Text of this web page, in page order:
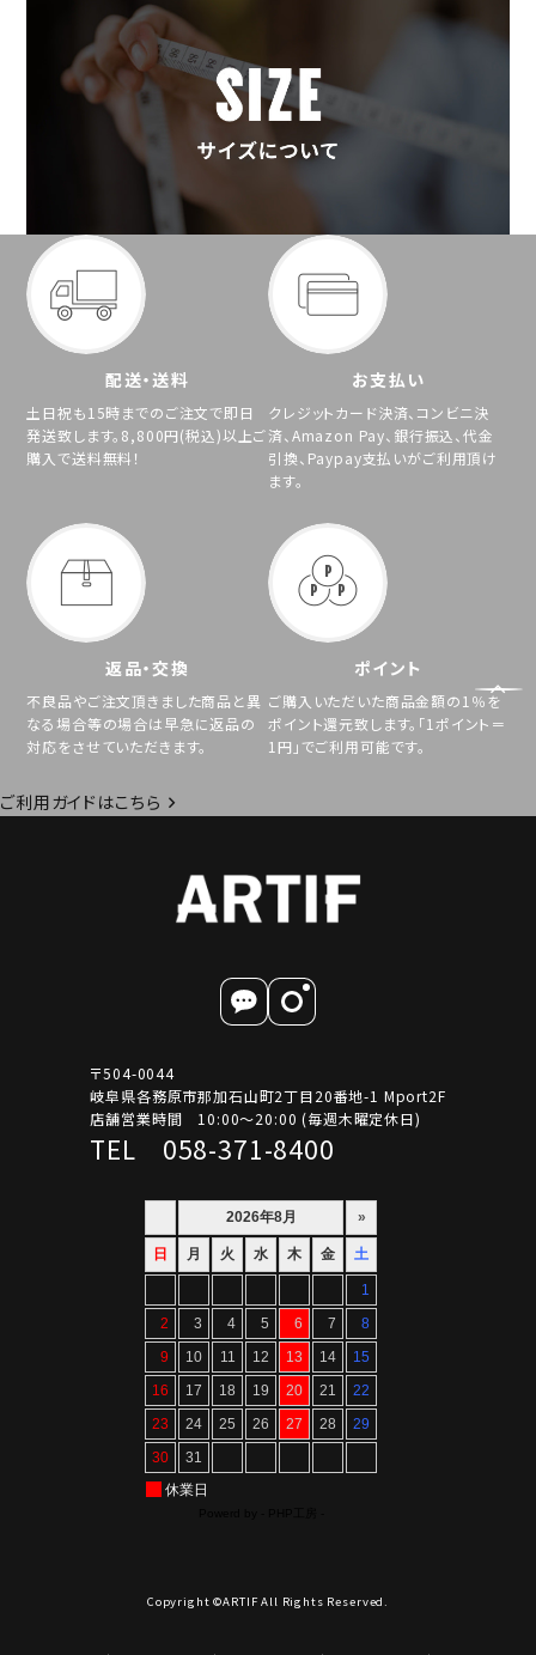
配送・送料
土日祝も15時までのご注文で即日
発送致します。8,800円(税込)以上ご
購入で送料無料！
お支払い
クレジットカード決済、コンビニ決
済、Amazon Pay、銀行振込、代金
引換、Paypay支払いがご利用頂け
ます。
返品・交換
不良品やご注文頂きました商品と異
なる場合等の場合は早急に返品の
対応をさせていただきます。
ポイント
ご購入いただいた商品金額の1％を
ポイント還元致します。「1ポイント＝
1円」でご利用可能です。
ご利用ガイドはこちら
〒504-0044
岐阜県各務原市那加石山町2丁目20番地-1 Mport2F
店舗営業時間 10:00～20:00 (毎週木曜定休日)
TEL 058-371-8400
Copyright ©ARTIF All Rights Reserved.